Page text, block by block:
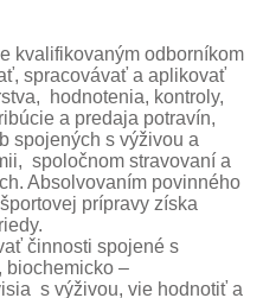
kvalifikovaným odborníkom
spracovávať a aplikovať
hodnotenia, kontroly,
a predaja potravín,
spojených s výživou a
spoločnom stravovaní a
Absolvovaním povinného
prípravy získa
činnosti spojené s
biochemicko –
s výživou, vie hodnotiť a